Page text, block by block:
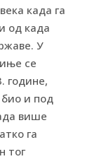
када га
од када
У
се
године,
био и под
више
га
тог